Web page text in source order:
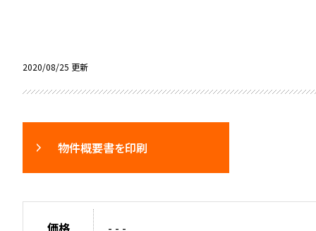
2020/08/25 更新
物件概要書を印刷
価格 - - -